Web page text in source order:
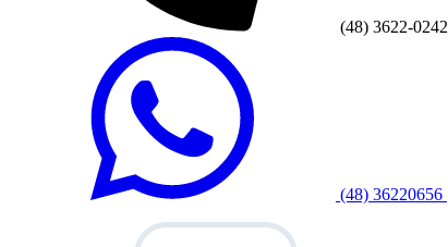
(48) 3622-0242
(48) 36220656